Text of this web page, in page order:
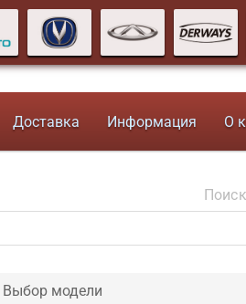
Доставка Информация О
Выбор модели